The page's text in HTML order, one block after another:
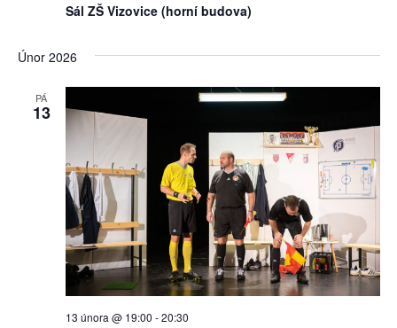
Sál ZŠ Vizovice (horní budova)
Únor 2026
PÁ
13
13 února @ 19:00 -20:30